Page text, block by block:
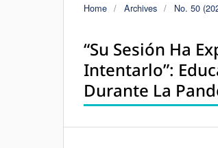
Home / Archives / No. 50
“Su Sesión Ha
Intentarlo”:
Durante La